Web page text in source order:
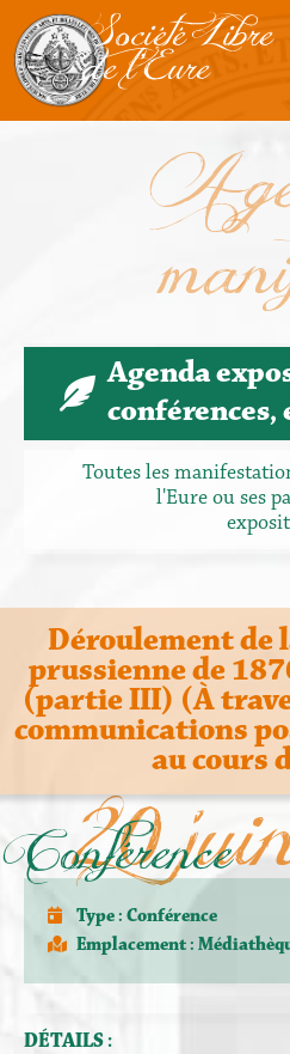
Société Libre
de l'Eure
Agenda
conférences,
Toutes les
l'Eure ou ses
Déroulement de
prussienne de
(partie III) (À
communications
au cours
20
Conférence
Type : Conférence
Emplacement :
DÉTAILS :